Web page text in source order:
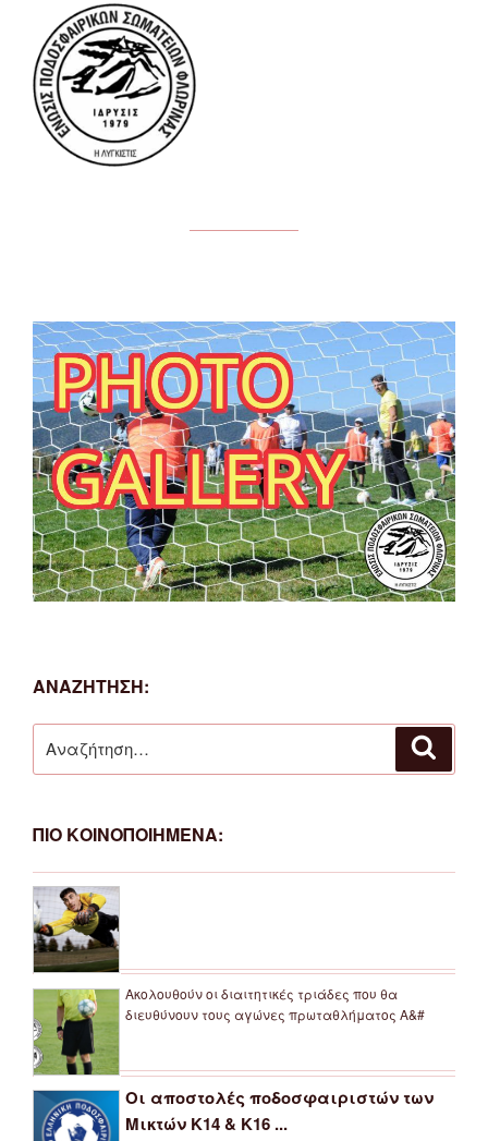
ΑΝΑΖΗΤΗΣΗ:
για:
ΠΙΟ ΚΟΙΝΟΠΟΙΗΜΕΝΑ:
Ακολουθούν οι διαιτητικές τριάδες που θα
διευθύνουν τους αγώνες πρωταθλήματος Α&#
Οι αποστολές ποδοσφαιριστών των
Μικτών Κ14 & Κ16 ...